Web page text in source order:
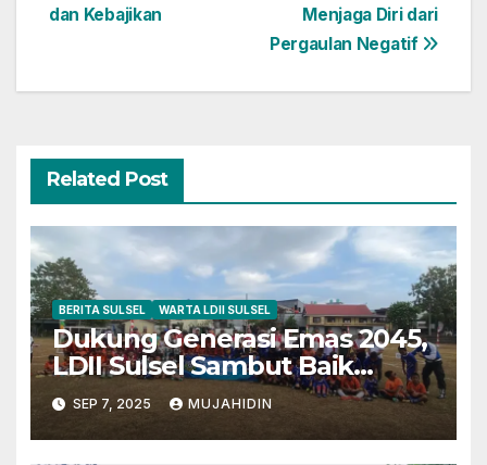
Menjaga Diri dari
Pergaulan Negatif
dan Kebajikan
Related Post
BERITA SULSEL WARTA LDII SULSEL
Dukung Generasi Emas 2045,
LDII Sulsel Sambut Baik
Festival Sepak Bola Usia Dini
FORSGI
SEP 7, 2025 MUJAHIDIN